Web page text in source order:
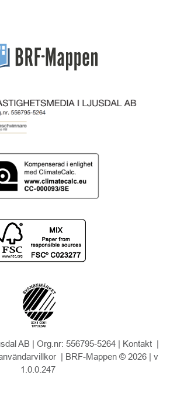
AB | Org.nr: 556795-5264 | Kontakt|
| BRF-Mappen © 2026 | v
1.0.0.247